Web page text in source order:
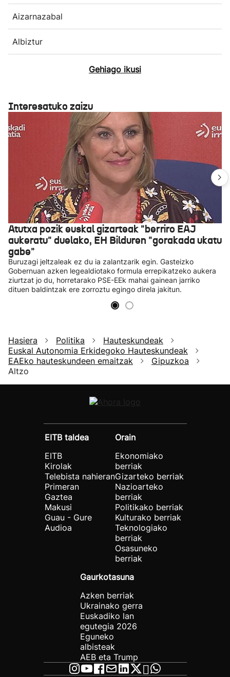
Aizarnazabal
Albiztur
Gehiago ikusi
Interesatuko zaizu
Atutxa pozik euskal gizarteak "berriro EAJ
aukeratu" duelako, EH Bilduren "gorakada ukatu
gabe"
Buruzagi jeltzaleak ez du ia zalantzarik egin. Gasteizko
Gobernuan azken legealdiotako formula errepikatzeko aukera
ziurtzat jo du, horretarako PSE-EEk mahai gainean jarriko
dituen baldintzak ere zorroztu egingo direla jakitun.
Hasiera Politika
Hauteskundeak
Euskal Autonomia Erkidegoko Hauteskundeak
EAEko hauteskundeen emaitzak
Gipuzkoa
Altzo
EITB taldea
EITB
Kirolak
Telebista nahieran
Primeran
Gaztea
Makusi
Guau - Gure
Audioa
Orain
Ekonomiako
berriak
Gizarteko berriak
Nazioarteko
berriak
Politikako berriak
Kulturako berriak
Teknologiako
berriak
Osasuneko
berriak
Gaurkotasuna
Azken berriak
Ukrainako gerra
Euskadiko lan
egutegia 2026
Eguneko
albisteak
AEB eta Trump